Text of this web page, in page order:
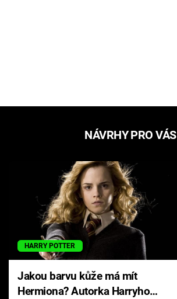
NÁVRHY PRO VÁS
HARRY POTTER
Jakou barvu kůže má mít
Hermiona? Autorka Harryho